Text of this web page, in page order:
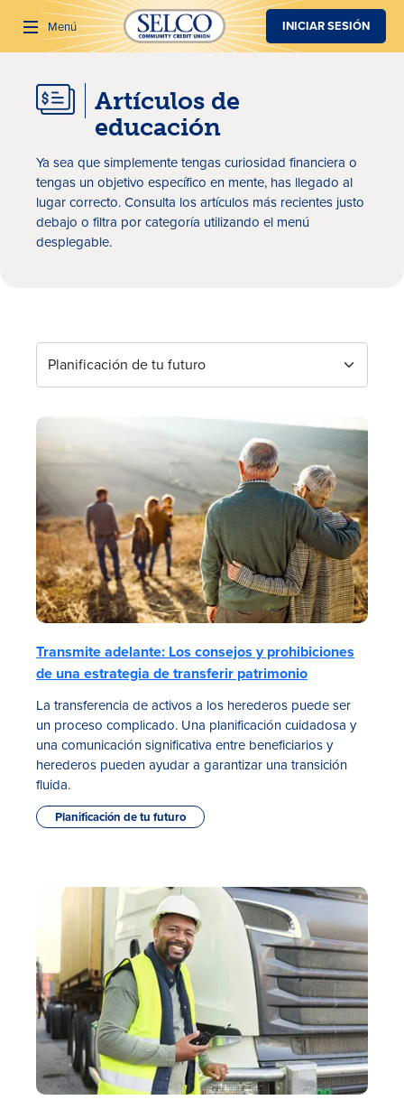
SALTAR AL CONTENIDO PRINCIPAL
Menú
Tasas
Sucursales
Contáctanos
Hazte miembro
Registrarse en la banca digital
In English
INICIAR SESIÓN
Artículos de
educación
Ya sea que simplemente tengas curiosidad financiera o
tengas un objetivo específico en mente, has llegado al
lugar correcto. Consulta los artículos más recientes justo
debajo o filtra por categoría utilizando el menú
desplegable.
Artículos de educación
Planificación de tu futuro
Transmite adelante: Los consejos y prohibiciones
de una estrategia de transferir patrimonio
La transferencia de activos a los herederos puede ser
un proceso complicado. Una planificación cuidadosa y
una comunicación significativa entre beneficiarios y
herederos pueden ayudar a garantizar una transición
fluida.
Planificación de tu futuro